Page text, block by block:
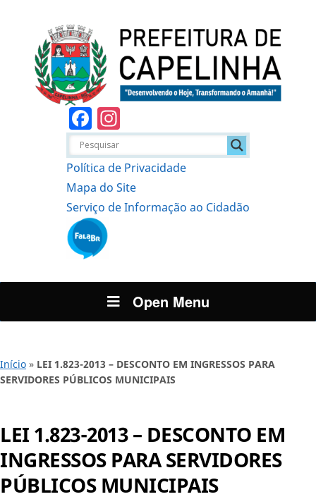
Facebook
Política de Privacidade
Mapa do Site
Serviço de Informação ao Cidadão
Open Menu
Início » LEI 1.823-2013 – DESCONTO EM INGRESSOS PARA
SERVIDORES PÚBLICOS MUNICIPAIS
LEI 1.823-2013 – DESCONTO EM
INGRESSOS PARA SERVIDORES
PÚBLICOS MUNICIPAIS